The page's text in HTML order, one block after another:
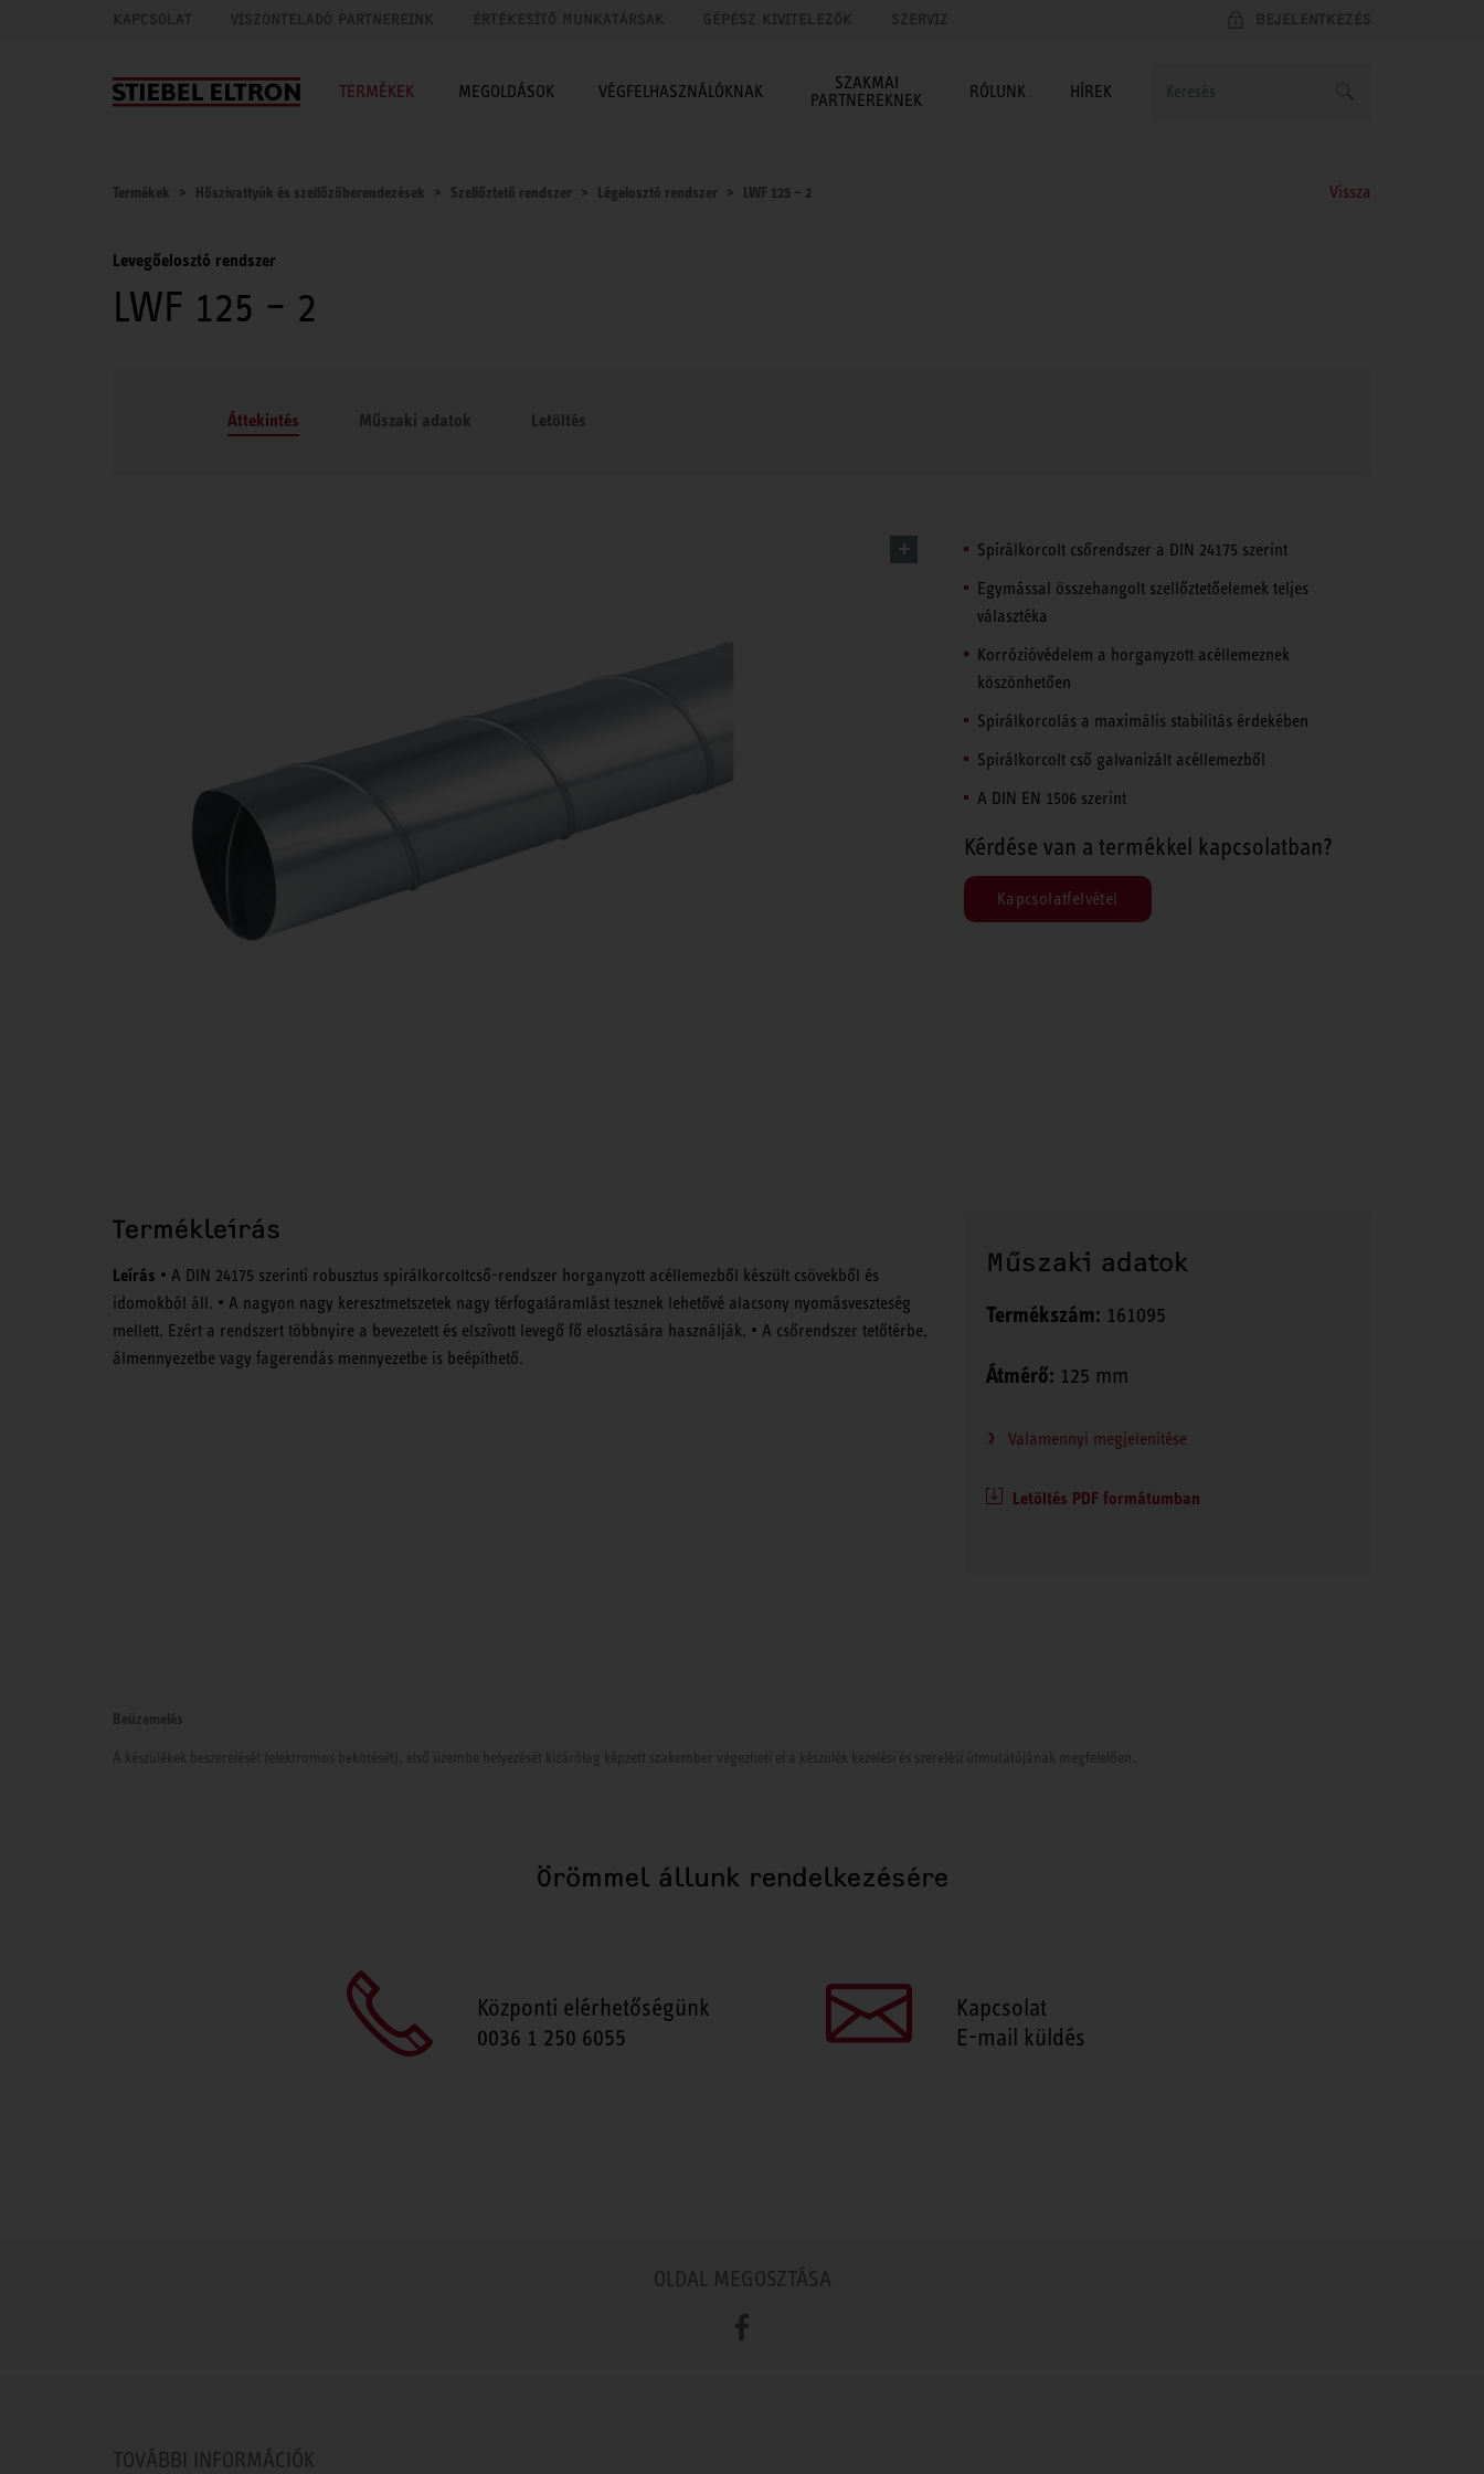
KAPCSOLAT VISZONTELADÓ PARTNEREINK ÉRTÉKESÍTŐ MUNKATÁRSAK GÉPÉSZ KIVITELEZŐK SZERVIZ BEJELENTKEZÉS
TERMÉKEK MEGOLDÁSOK VÉGFELHASZNÁLÓKNAK
SZAKMAI
PARTNEREKNEK
RÓLUNK HÍREK
Termékek Hőszivattyúk és szellőzőberendezések Szellőztető rendszer Légelosztó rendszer LWF 125 – 2 Vissza
Levegőelosztó rendszer
LWF 125 – 2
Áttekintés Műszaki adatok Letöltés
Spirálkorcolt csőrendszer a DIN 24175 szerint
Egymással összehangolt szellőztetőelemek teljes
választéka
Korrózióvédelem a horganyzott acéllemeznek
köszönhetően
Spirálkorcolás a maximális stabilitás érdekében
Spirálkorcolt cső galvanizált acéllemezből
A DIN EN 1506 szerint
Kérdése van a termékkel kapcsolatban?
Kapcsolatfelvétel
Termékleírás
Leírás • A DIN 24175 szerinti robusztus spirálkorcoltcső-rendszer horganyzott acéllemezből készült csövekből és
idomokból áll. • A nagyon nagy keresztmetszetek nagy térfogatáramlást tesznek lehetővé alacsony nyomásveszteség
mellett. Ezért a rendszert többnyire a bevezetett és elszívott levegő fő elosztására használják. • A csőrendszer tetőtérbe,
álmennyezetbe vagy fagerendás mennyezetbe is beépíthető.
Műszaki adatok
Termékszám: 161095
Átmérő: 125 mm
Valamennyi megjelenítése
Letöltés PDF formátumban
Beüzemelés
A készülékek beszerelését (elektromos bekötését), első üzembe helyezését kizárólag képzett szakember végezheti el a készülék kezelési és szerelési útmutatójának megfelelően.
Örömmel állunk rendelkezésére
Központi elérhetőségünk
0036 1 250 6055
Kapcsolat
E-mail küldés
OLDAL MEGOSZTÁSA
Facebook
TOVÁBBI INFORMÁCIÓK